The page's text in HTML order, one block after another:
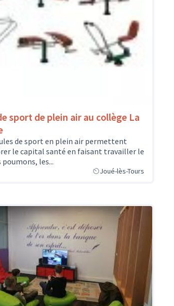
sport de plein air au collège La
de sport en plein air permettent
le capital santé en faisant travailler le
les...
Joué-lès-Tours